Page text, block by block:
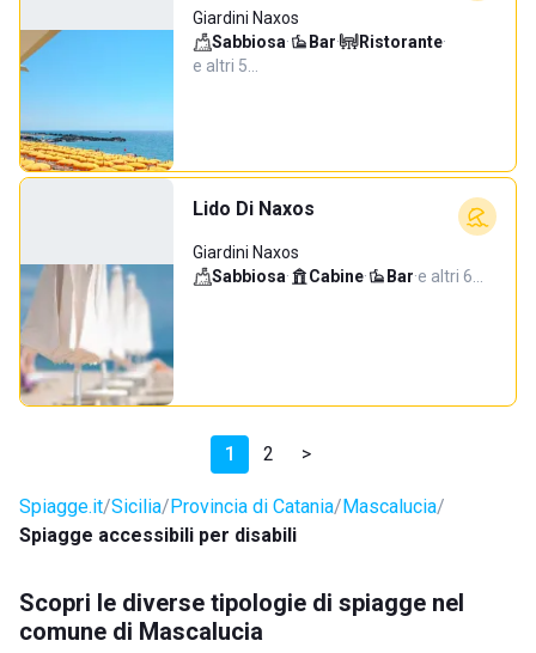
Giardini Naxos
Sabbiosa· Bar· Ristorante·
e altri 5…
Lido Di Naxos
Giardini Naxos
Sabbiosa· Cabine· Bar·e altri 6…
1 2 >
Spiagge.it Sicilia Provincia di Catania Mascalucia
Spiagge accessibili per disabili
Scopri le diverse tipologie di spiagge nel
comune di Mascalucia